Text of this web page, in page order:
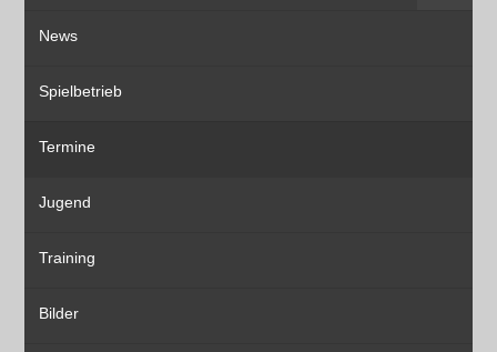
News
Spielbetrieb
Termine
Jugend
Training
Bilder